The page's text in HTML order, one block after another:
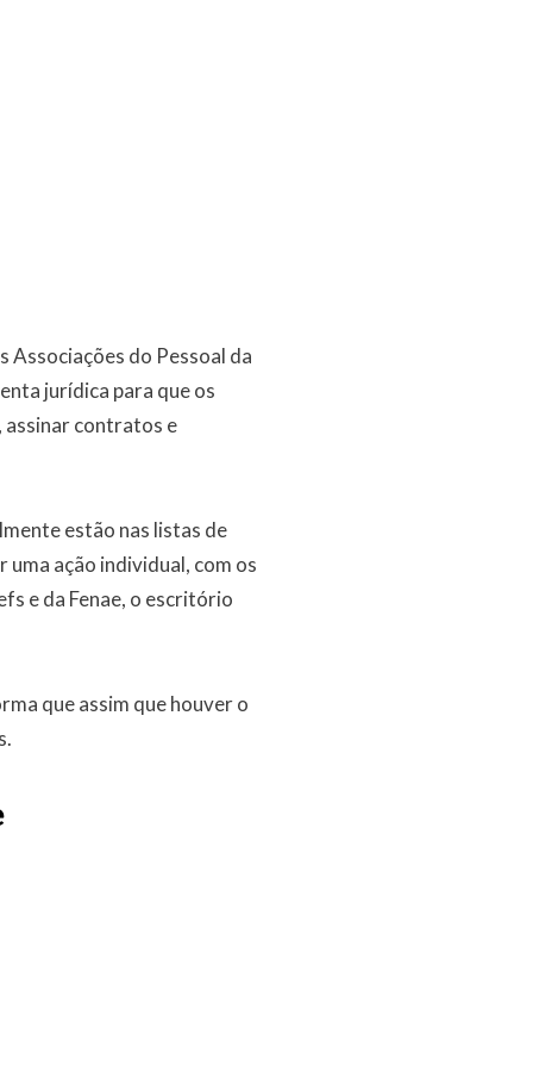
Associações do Pessoal da
jurídica para que os
assinar contratos e
estão nas listas de
ação individual, com os
e da Fenae, o escritório
que assim que houver o